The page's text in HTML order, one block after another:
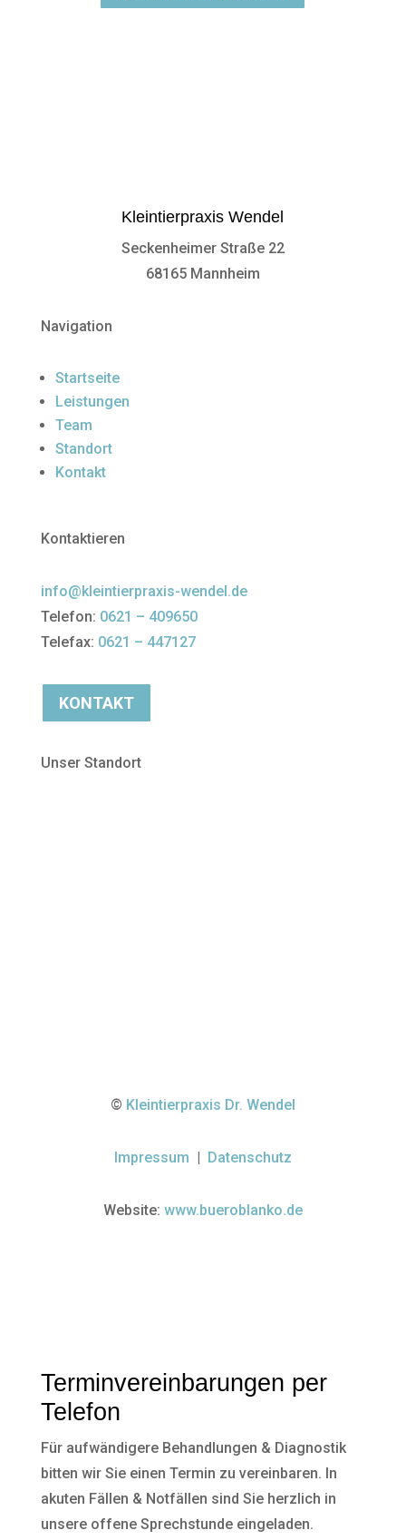
Kleintierpraxis Wendel
Seckenheimer Straße 22
68165 Mannheim
Navigation
Startseite
Leistungen
Team
Standort
Kontakt
Kontaktieren
info@kleintierpraxis-wendel.de
Telefon: 0621 – 409650
Telefax: 0621 – 447127
KONTAKT
Unser Standort
© Kleintierpraxis Dr. Wendel
Impressum | Datenschutz
Website: www.bueroblanko.de
Terminvereinbarungen per
Telefon
Für aufwändigere Behandlungen & Diagnostik
bitten wir Sie einen Termin zu vereinbaren. In
akuten Fällen & Notfällen sind Sie herzlich in
unsere offene Sprechstunde eingeladen.